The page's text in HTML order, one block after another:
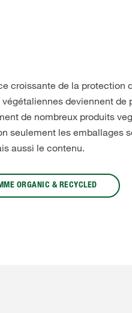
croissante de la protection
deviennent de
de nombreux produits
seulement les emballages
aussi le contenu.
ORGANIC & RECYCLED